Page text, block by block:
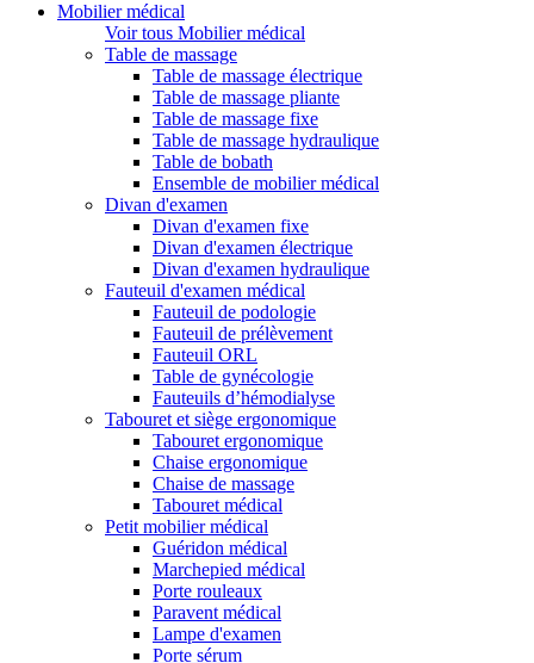
Mobilier médical
Voir tous Mobilier médical
Table de massage
Table de massage électrique
Table de massage pliante
Table de massage fixe
Table de massage hydraulique
Table de bobath
Ensemble de mobilier médical
Divan d'examen
Divan d'examen fixe
Divan d'examen électrique
Divan d'examen hydraulique
Fauteuil d'examen médical
Fauteuil de podologie
Fauteuil de prélèvement
Fauteuil ORL
Table de gynécologie
Fauteuils d’hémodialyse
Tabouret et siège ergonomique
Tabouret ergonomique
Chaise ergonomique
Chaise de massage
Tabouret médical
Petit mobilier médical
Guéridon médical
Marchepied médical
Porte rouleaux
Paravent médical
Lampe d'examen
Porte sérum